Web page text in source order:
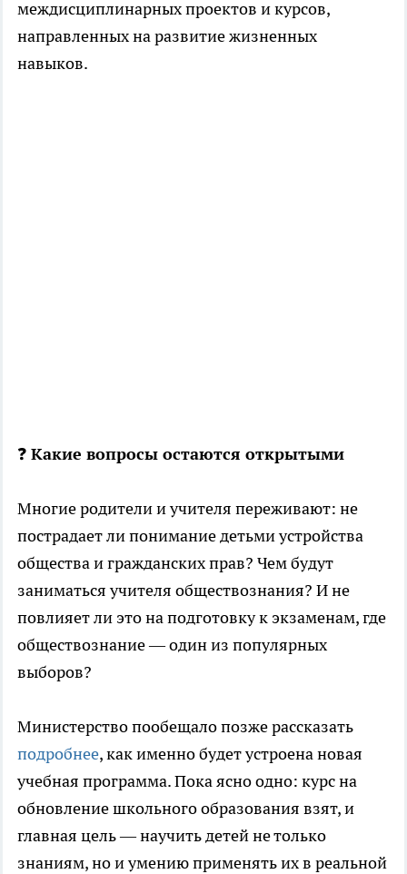
междисциплинарных проектов и курсов,
направленных на развитие жизненных
навыков.
❓ Какие вопросы остаются открытыми
Многие родители и учителя переживают: не
пострадает ли понимание детьми устройства
общества и гражданских прав? Чем будут
заниматься учителя обществознания? И не
повлияет ли это на подготовку к экзаменам, где
обществознание — один из популярных
выборов?
Министерство пообещало позже рассказать
подробнее, как именно будет устроена новая
учебная программа. Пока ясно одно: курс на
обновление школьного образования взят, и
главная цель — научить детей не только
знаниям, но и умению применять их в реальной